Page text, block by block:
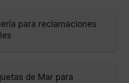
para reclamaciones
de Mar para